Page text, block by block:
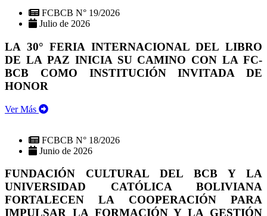
FCBCB N° 19/2026
Julio de 2026
LA 30° FERIA INTERNACIONAL DEL LIBRO
DE LA PAZ INICIA SU CAMINO CON LA FC-
BCB COMO INSTITUCIÓN INVITADA DE
HONOR
Ver Más
FCBCB N° 18/2026
Junio de 2026
FUNDACIÓN CULTURAL DEL BCB Y LA
UNIVERSIDAD CATÓLICA BOLIVIANA
FORTALECEN LA COOPERACIÓN PARA
IMPULSAR LA FORMACIÓN Y LA GESTIÓN